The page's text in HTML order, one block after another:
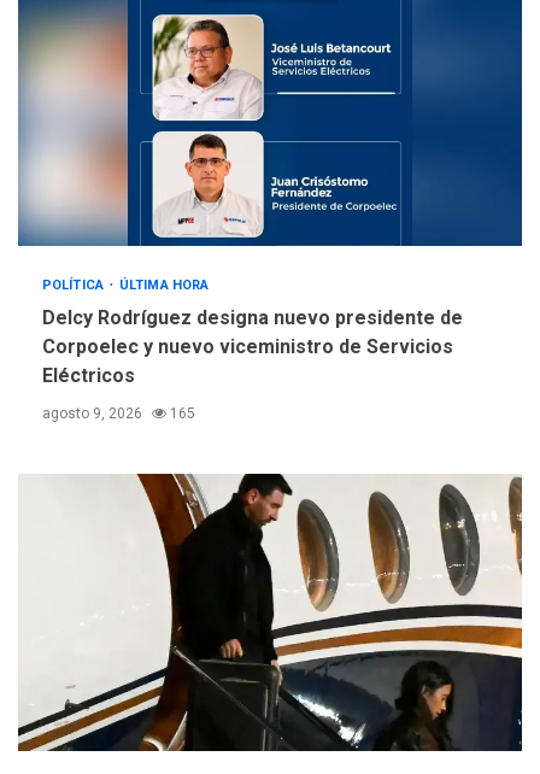
Alcaldía de Mariño climatiza
Núcleo del Sistema de
Orquestas Porlamar
POLÍTICA ÚLTIMA HORA
Delcy Rodríguez designa nuevo presidente de
Corpoelec y nuevo viceministro de Servicios
Eléctricos
agosto 9, 2026 165